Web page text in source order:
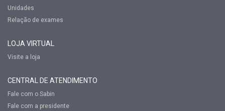
Unidades
Relação de exames
LOJA VIRTUAL
Visite a loja
CENTRAL DE ATENDIMENTO
Fale com o Sabin
Fale com a presidente